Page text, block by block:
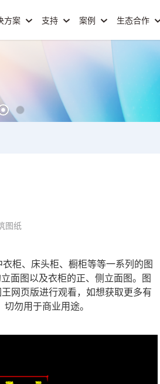
方案 支持 案例 生态合作
图纸
柜、床头柜、橱柜等等一系列的图
面图以及衣柜的正、侧立面图。图
网页版进行观看，如想获取更多有
勿用于商业用途。